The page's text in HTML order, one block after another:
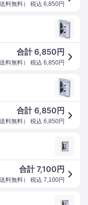
送料無料） 税込 6,850円
合計6,850 円
送料無料） 税込 6,850円
合計6,850 円
送料無料） 税込 6,850円
合計7,100 円
送料無料） 税込 7,100円